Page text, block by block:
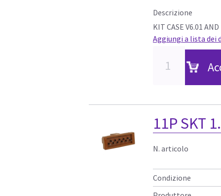
Descrizione
KIT CASE V6.01 AND
Aggiungi a lista dei
11P SKT
N. articolo
Condizione